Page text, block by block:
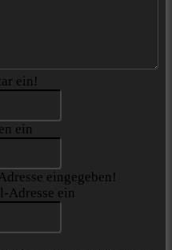
ein!
ein
eingegeben!
Adresse ein